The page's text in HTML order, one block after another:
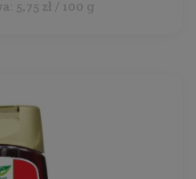
5,75 zł / 100 g